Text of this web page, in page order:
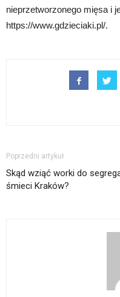
nieprzetworzonego mięsa i
https://www.gdzieciaki.pl/.
Poprzedni artykuł
Skąd wziąć worki do
śmieci Kraków?